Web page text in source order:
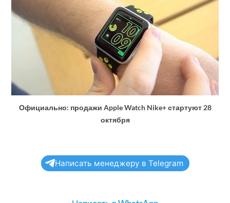
Официально: продажи Apple Watch Nike+ стартуют 28
октября
Написать менеджеру в Telegram